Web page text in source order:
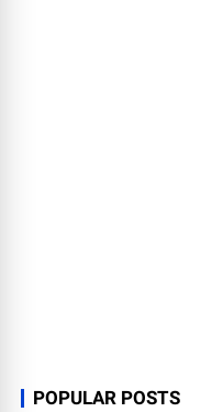
POPULAR POSTS